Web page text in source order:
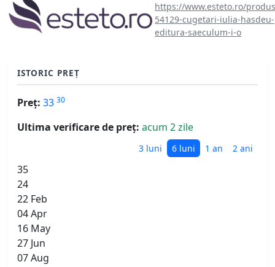
https://www.esteto.ro/
54129-cugetari-iulia-hasdeu-
editura-saeculum-i-o
ISTORIC PREȚ
Preț: 33 30
Ultima verificare de preț: acum 2 zile
3 luni 6 luni 1 an 2 ani
35
24
22 Feb
04 Apr
16 May
27 Jun
07 Aug